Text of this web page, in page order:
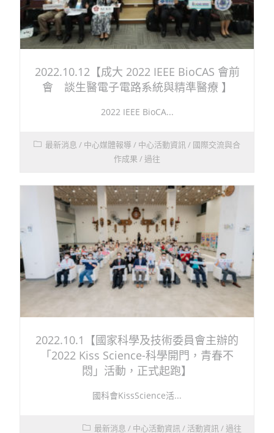
2022.10.12【成大 2022 IEEE BioCAS 會前
會 談生醫電子電路系統與精準醫療 】
2022 IEEE BioCA...
最新消息 / 中心媒體報導 / 中心活動資訊/ 國際交流與合
作成果 /過往
2022.10.1【國家科學及技術委員會主辦的
「2022 Kiss Science-科學開門，青春不
悶」活動，正式起跑】
國科會KissScience活...
最新消息 / 中心活動資訊/ 活動資訊/過往